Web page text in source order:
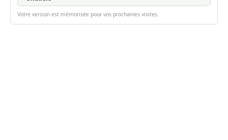
Votre version est mémorisée pour vos prochaines visites.